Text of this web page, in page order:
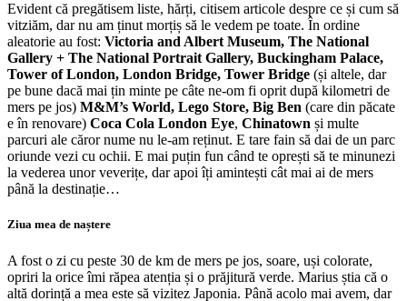
Evident că pregătisem liste, hărți, citisem articole despre ce și cum să
vitziăm, dar nu am ținut morțiș să le vedem pe toate. În ordine
aleatorie au fost: Victoria and Albert Museum, The National
Gallery + The National Portrait Gallery, Buckingham Palace,
Tower of London, London Bridge, Tower Bridge (și altele, dar
pe bune dacă mai țin minte pe câte ne-om fi oprit după kilometri de
mers pe jos) M&M’s World, Lego Store, Big Ben (care din păcate
e în renovare) Coca Cola London Eye, Chinatown și multe
parcuri ale căror nume nu le-am reținut. E tare fain să dai de un parc
oriunde vezi cu ochii. E mai puțin fun când te oprești să te minunezi
la vederea unor veverițe, dar apoi îți amintești cât mai ai de mers
până la destinație…
Ziua mea de naștere
A fost o zi cu peste 30 de km de mers pe jos, soare, uși colorate,
opriri la orice îmi răpea atenția și o prăjitură verde. Marius știa că o
altă dorință a mea este să vizitez Japonia. Până acolo mai avem, dar